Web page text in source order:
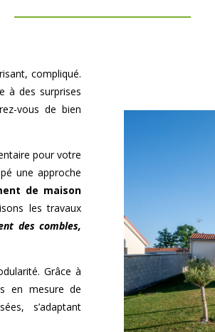
compliqué.
à des surprises
vous de bien
pour votre
une approche
de maison
les travaux
des combles,
Grâce à
en mesure de
s’adaptant